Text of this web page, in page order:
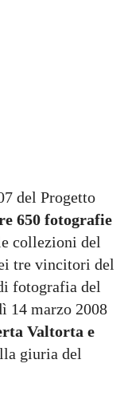
del Progetto
650 fotografie
collezioni del
tre vincitori del
fotografia del
14 marzo 2008
Valtorta e
giuria del